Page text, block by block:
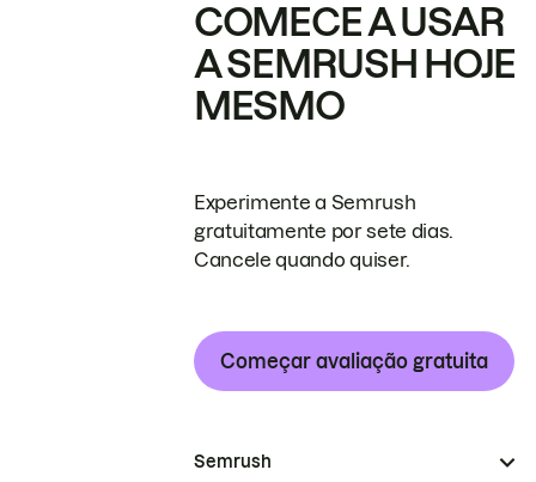
COMECE A USAR
A SEMRUSH HOJE
MESMO
Experimente a Semrush
gratuitamente por sete dias.
Cancele quando quiser.
Começar avaliação gratuita
Semrush